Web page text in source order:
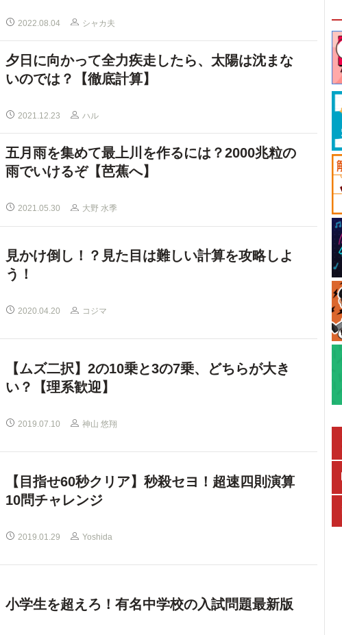
2022.08.04 シャカ夫
夕日に向かって全力疾走したら、太陽は沈まな
いのでは？【徹底計算】
2021.12.23 ハル
五月雨を集めて最上川を作るには？2000兆粒の
雨でいけるぞ【芭蕉へ】
2021.05.30 大野 水季
見かけ倒し！？見た目は難しい計算を攻略しよ
う！
2020.04.20 コジマ
【ムズ二択】2の10乗と3の7乗、どちらが大き
い？【理系歓迎】
2019.07.10 神山 悠翔
【目指せ60秒クリア】秒殺セヨ！超速四則演算
10問チャレンジ
2019.01.29 Yoshida
小学生を超えろ！有名中学校の入試問題最新版